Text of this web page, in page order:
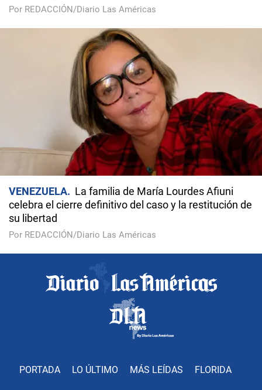
Por REDACCIÓN/Diario Las Américas
VENEZUELA
La familia de María Lourdes Afiuni
celebra el cierre definitivo del caso y la restitución de
su libertad
Por REDACCIÓN/Diario Las Américas
PORTADA LO ÚLTIMO MÁS LEÍDAS FLORIDA